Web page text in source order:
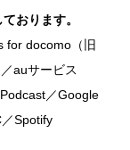
おります。
for docomo（旧
auサービス
／Google
Spotify